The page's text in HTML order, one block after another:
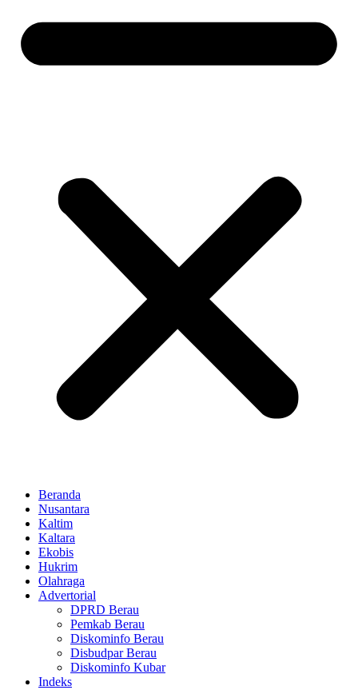
Beranda
Nusantara
Kaltim
Kaltara
Ekobis
Hukrim
Olahraga
Advertorial
DPRD Berau
Pemkab Berau
Diskominfo Berau
Disbudpar Berau
Diskominfo Kubar
Indeks